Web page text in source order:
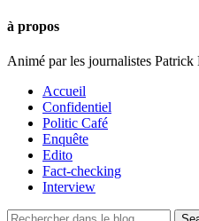
à propos
Animé par les journalistes
Accueil
Confidentiel
Politic Café
Enquête
Edito
Fact-checking
Interview